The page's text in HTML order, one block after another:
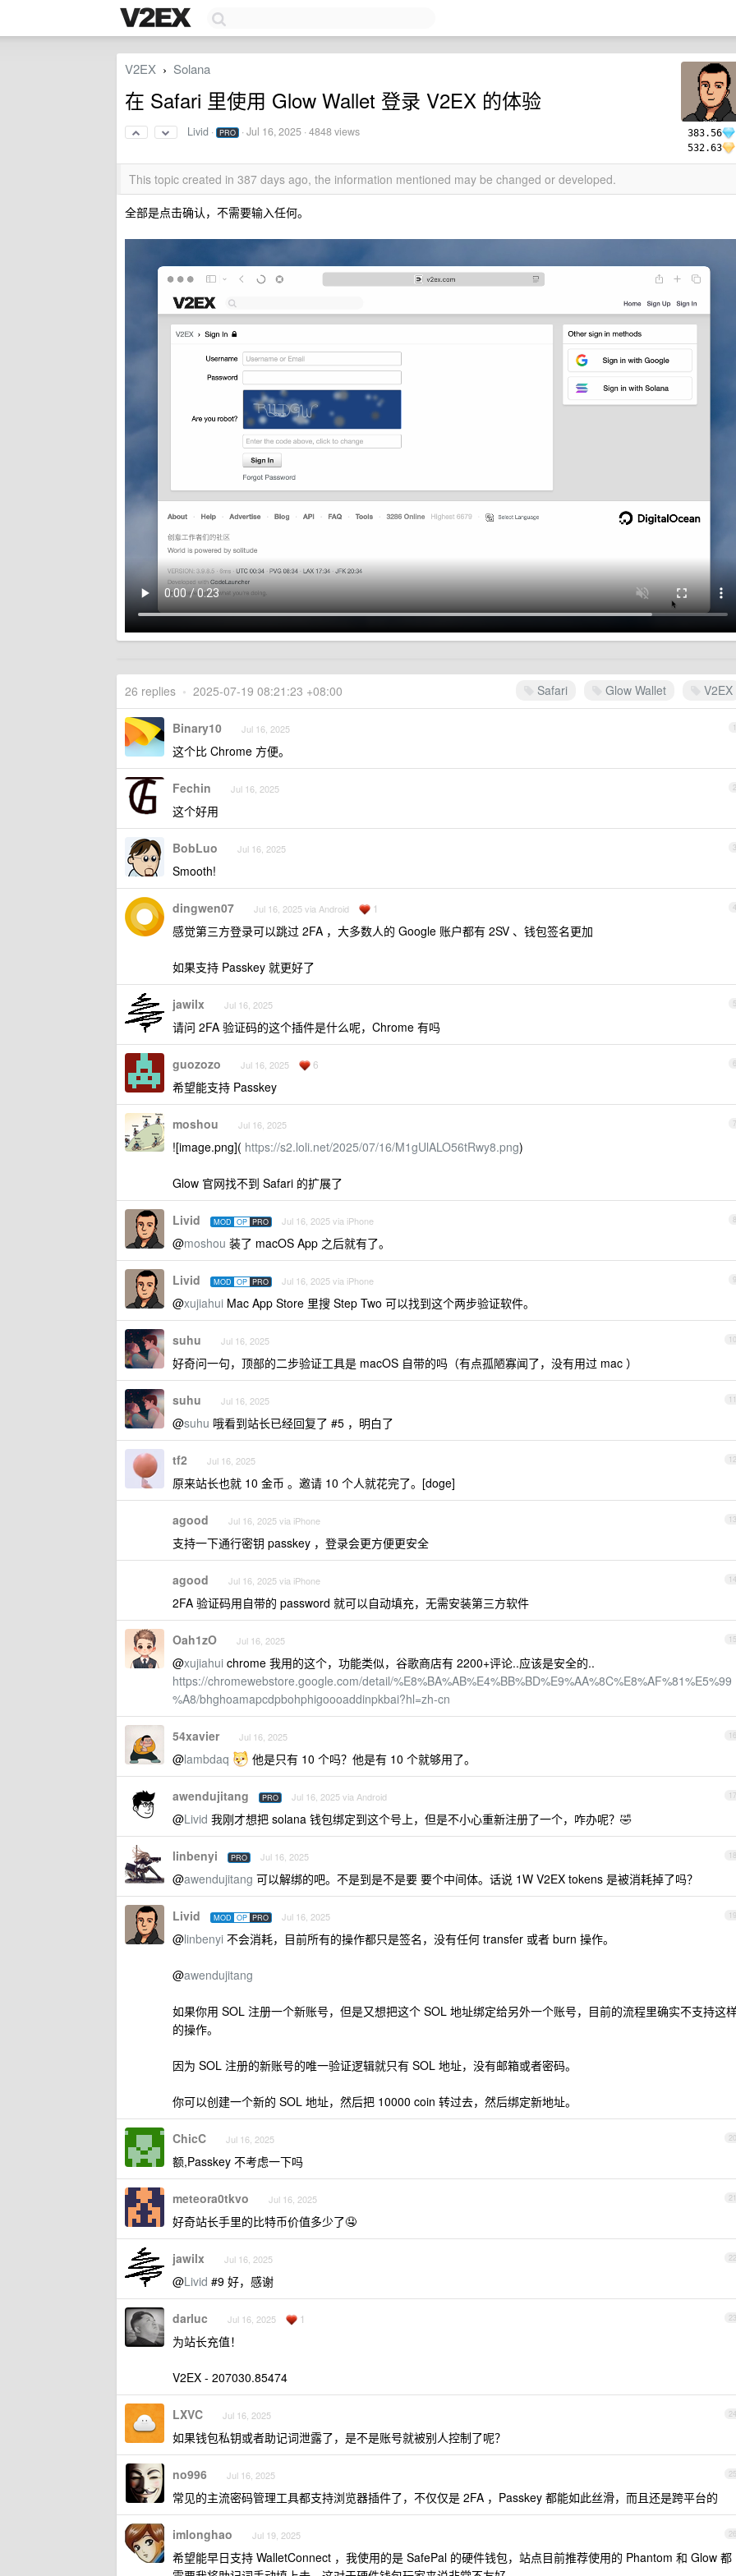
383.56
532.63
V2EX › Solana
在 Safari 里使用 Glow Wallet 登录 V2EX 的体验
Livid · PRO ·Jul 16, 2025 · 4848 views
This topic created in 387 days ago, the information mentioned may be changed or developed.
全部是点击确认，不需要输入任何。
Safari Glow Wallet V2EX
26 replies • 2025-07-19 08:21:23 +08:00
1
Binary10 Jul 16, 2025
这个比 Chrome 方便。
2
Fechin Jul 16, 2025
这个好用
3
BobLuo Jul 16, 2025
Smooth!
4
dingwen07 Jul 16, 2025 via Android 1
感觉第三方登录可以跳过 2FA ，大多数人的 Google 账户都有 2SV 、钱包签名更加
如果支持 Passkey 就更好了
5
jawilx Jul 16, 2025
请问 2FA 验证码的这个插件是什么呢，Chrome 有吗
6
guozozo Jul 16, 2025 6
希望能支持 Passkey
7
moshou Jul 16, 2025
![image.png]( https://s2.loli.net/2025/07/16/M1gUlALO56tRwy8.png)
Glow 官网找不到 Safari 的扩展了
8
Livid MOD OP PRO Jul 16, 2025 via iPhone
@moshou 装了 macOS App 之后就有了。
9
Livid MOD OP PRO Jul 16, 2025 via iPhone
@xujiahui Mac App Store 里搜 Step Two 可以找到这个两步验证软件。
10
suhu Jul 16, 2025
好奇问一句，顶部的二步验证工具是 macOS 自带的吗（有点孤陋寡闻了，没有用过 mac ）
11
suhu Jul 16, 2025
@suhu 哦看到站长已经回复了 #5 ，明白了
12
tf2 Jul 16, 2025
原来站长也就 10 金币 。邀请 10 个人就花完了。[doge]
13
agood Jul 16, 2025 via iPhone
支持一下通行密钥 passkey ，登录会更方便更安全
14
agood Jul 16, 2025 via iPhone
2FA 验证码用自带的 password 就可以自动填充，无需安装第三方软件
15
Oah1zO Jul 16, 2025
@xujiahui chrome 我用的这个，功能类似，谷歌商店有 2200+评论..应该是安全的..
https://chromewebstore.google.com/detail/%E8%BA%AB%E4%BB%BD%E9%AA%8C%E8%AF%81%E5%99
%A8/bhghoamapcdpbohphigoooaddinpkbai?hl=zh-cn
16
54xavier Jul 16, 2025
@lambdaq 他是只有 10 个吗？他是有 10 个就够用了。
17
awendujitang PRO Jul 16, 2025 via Android
@Livid 我刚才想把 solana 钱包绑定到这个号上，但是不小心重新注册了一个，咋办呢？🤣
18
linbenyi PRO Jul 16, 2025
@awendujitang 可以解绑的吧。不是到是不是要 要个中间体。话说 1W V2EX tokens 是被消耗掉了吗？
19
Livid MOD OP PRO Jul 16, 2025
@linbenyi 不会消耗，目前所有的操作都只是签名，没有任何 transfer 或者 burn 操作。
@awendujitang
如果你用 SOL 注册一个新账号，但是又想把这个 SOL 地址绑定给另外一个账号，目前的流程里确实不支持这
的操作。
因为 SOL 注册的新账号的唯一验证逻辑就只有 SOL 地址，没有邮箱或者密码。
你可以创建一个新的 SOL 地址，然后把 10000 coin 转过去，然后绑定新地址。
20
ChicC Jul 16, 2025
额,Passkey 不考虑一下吗
21
meteora0tkvo Jul 16, 2025
好奇站长手里的比特币价值多少了🤤
22
jawilx Jul 16, 2025
@Livid #9 好，感谢
23
darluc Jul 16, 2025 1
为站长充值！
V2EX - 207030.85474
24
LXVC Jul 16, 2025
如果钱包私钥或者助记词泄露了，是不是账号就被别人控制了呢？
25
no996 Jul 16, 2025
常见的主流密码管理工具都支持浏览器插件了，不仅仅是 2FA ，Passkey 都能如此丝滑，而且还是跨平台的
26
imlonghao Jul 19, 2025
希望能早日支持 WalletConnect ，我使用的是 SafePal 的硬件钱包，站点目前推荐使用的 Phantom 和 Glow 都